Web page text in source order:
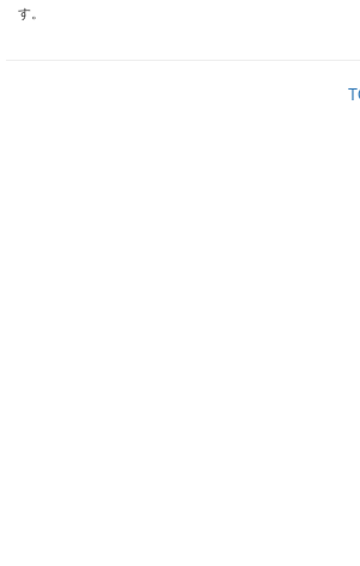
す。